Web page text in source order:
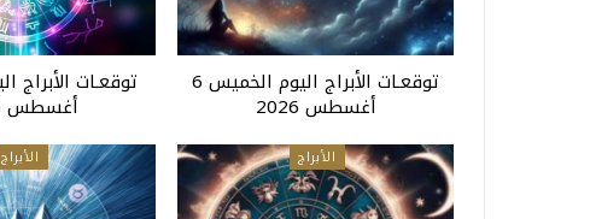
توقعـات الأبراج اليوم الخميس 6
أغسطس 2026 أغسطس 2026
الأبراج الأبراج